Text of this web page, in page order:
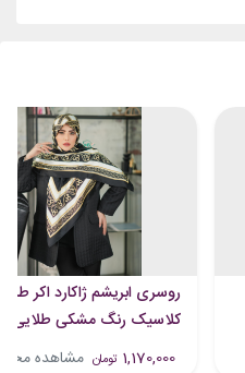
روسری ابریشم ژاکارد اکر طرح
کلاسیک رنگ مشکی طلایی
1,170,000 تومان مشاهده